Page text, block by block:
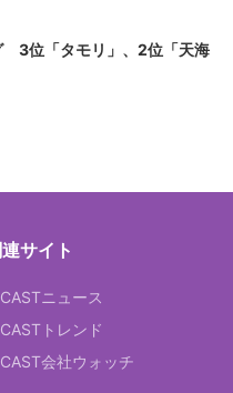
3位「タモリ」、2位「天海
サイト
ニュース
トレンド
会社ウォッチ